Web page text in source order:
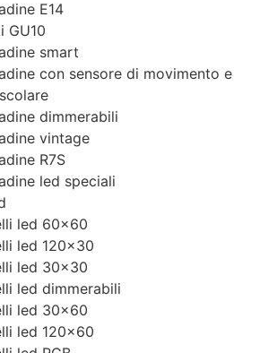
E14
GU10
smart
con sensore di movimento e
dimmerabili
vintage
R7S
led speciali
led 60×60
led 120×30
led 30×30
led dimmerabili
led 30×60
led 120×60